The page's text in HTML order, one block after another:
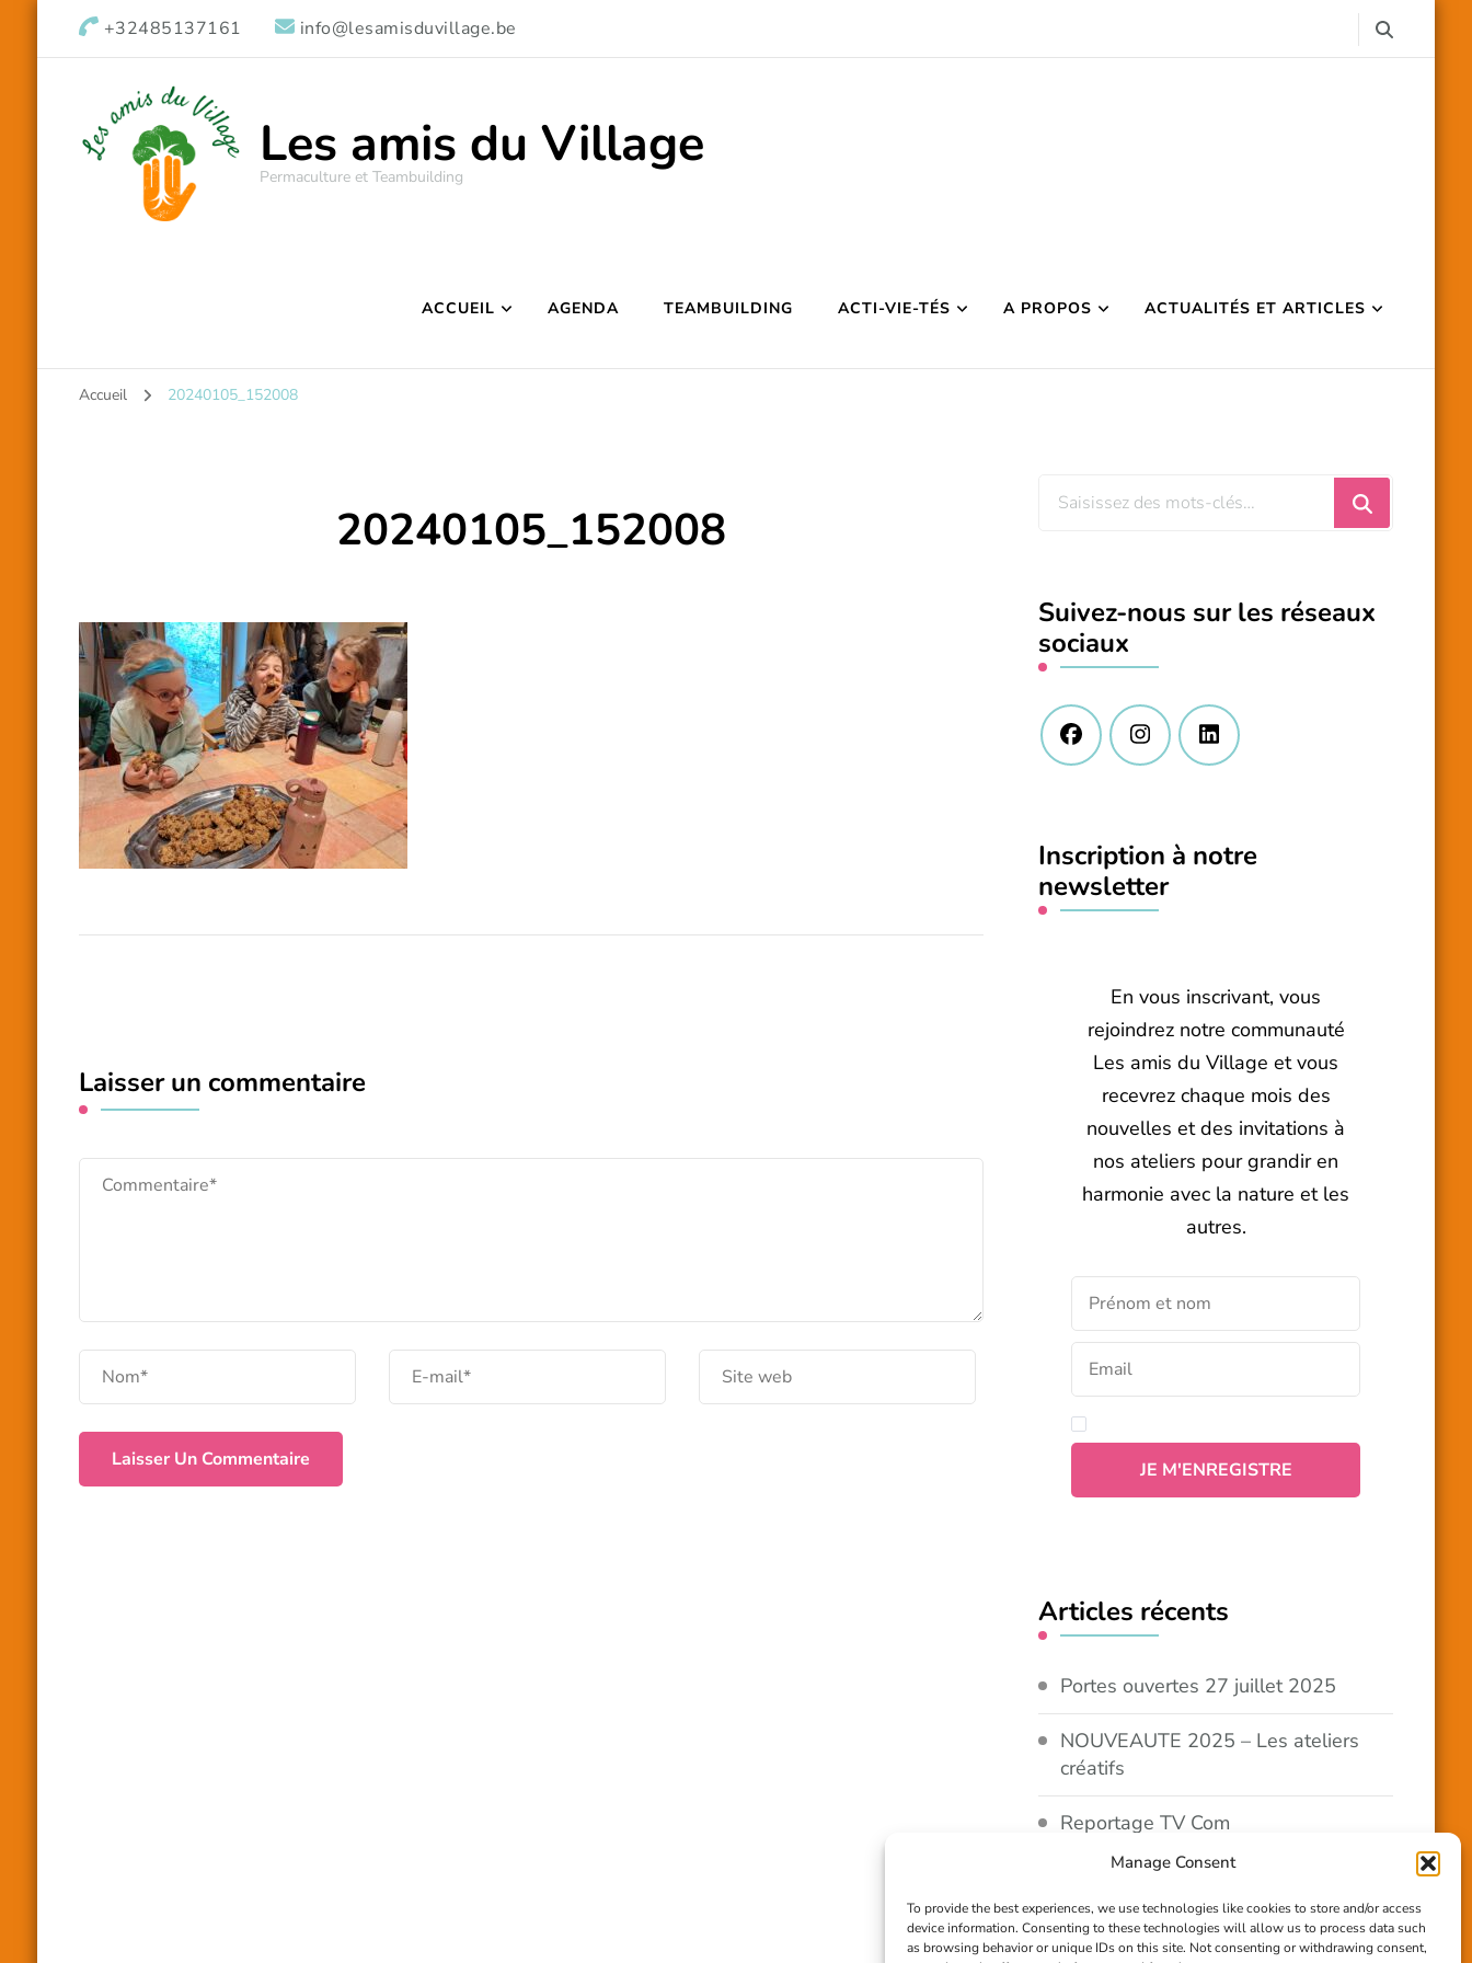
Manage Consent
To provide the best experiences, we use technologies like cookies to store and/or access
device information. Consenting to these technologies will allow us to process data such
as browsing behavior or unique IDs on this site. Not consenting or withdrawing consent,
+32485137161 info@lesamisduvillage.be
Les amis du Village
Permaculture et Teambuilding
ACCUEIL AGENDA TEAMBUILDING ACTI-VIE-TÉS A PROPOS ACTUALITÉS ET ARTICLES
Accueil 20240105_152008
20240105_152008
Laisser un commentaire
Vous
?
Suivez-nous sur les réseaux
sociaux
Inscription à notre
newsletter
En vous inscrivant, vous
rejoindrez notre communauté
Les amis du Village et vous
recevrez chaque mois des
nouvelles et des invitations à
nos ateliers pour grandir en
harmonie avec la nature et les
autres.
Articles récents
Portes ouvertes 27 juillet 2025
NOUVEAUTE 2025 – Les ateliers
créatifs
Reportage TV Com
Construction en terre-paille
Chantier Participatif Terre Paille